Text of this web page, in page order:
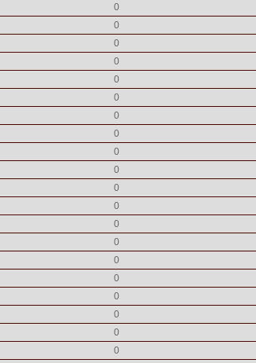
0
0
0
0
0
0
0
0
0
0
0
0
0
0
0
0
0
0
0
0